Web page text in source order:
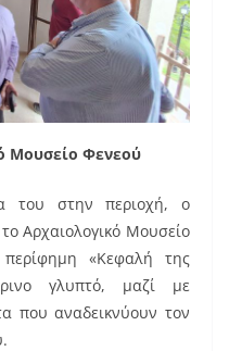
Μουσείο Φενεού
του στην περιοχή, ο
Αρχαιολογικό Μουσείο
«Κεφαλή της
γλυπτό, μαζί με
που αναδεικνύουν τον